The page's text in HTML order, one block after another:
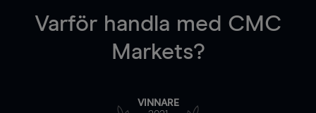
Varför handla med CMC
Markets?
VINNARE